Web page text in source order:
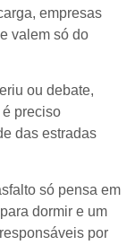
empresas
valem só do
ou debate,
preciso
das estradas
só pensa em
dormir e um
por